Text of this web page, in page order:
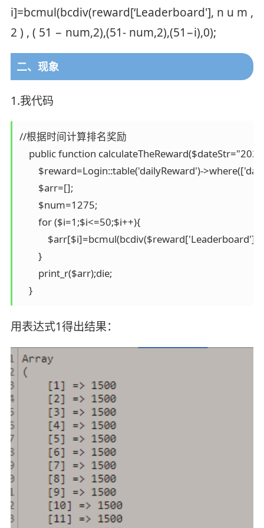
i]=bcmul(bcdiv(reward[‘Leaderboard'], n u m ,
2 ) , ( 51 − num,2),(51- num,2),(51−i),0);
二、现象
1.我代码
//根据时间计算排名奖励
public function
$reward=Login::table('dailyReward')-
        $arr=[];
        $num=1275;
        for ($i=1;$i<=50;$i++){
        }
        print_r($arr);die;
    }
用表达式1得出结果：